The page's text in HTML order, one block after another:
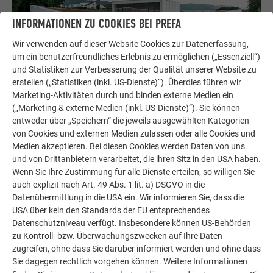
DETAILREICHE FINESSE
300 m² Aluminium verarbeitete der Handwerker Simon Moog
mit seinen drei Kollegen für die Nachmittagsstätte in
Otterswiller. Während der Montage musste das Team von
Charpentes MOOG darauf achten, das Muster nicht nur
lotrecht, sondern auch horizontal gleichmäßig umzusetzen.
INFORMATIONEN ZU COOKIES BEI PREFA
Wir verwenden auf dieser Website Cookies zur Datenerfassung,
um ein benutzerfreundliches Erlebnis zu ermöglichen („Essenziell“)
und Statistiken zur Verbesserung der Qualität unserer Website zu
erstellen („Statistiken (inkl. US-Dienste)“). Überdies führen wir
Marketing-Aktivitäten durch und binden externe Medien ein
(„Marketing & externe Medien (inkl. US-Dienste)“). Sie können
entweder über „Speichern“ die jeweils ausgewählten Kategorien
von Cookies und externen Medien zulassen oder alle Cookies und
Medien akzeptieren. Bei diesen Cookies werden Daten von uns
und von Drittanbietern verarbeitet, die ihren Sitz in den USA haben.
Wenn Sie Ihre Zustimmung für alle Dienste erteilen, so willigen Sie
auch explizit nach Art. 49 Abs. 1 lit. a) DSGVO in die
Datenübermittlung in die USA ein. Wir informieren Sie, dass die
USA über kein den Standards der EU entsprechendes
Datenschutzniveau verfügt. Insbesondere können US-Behörden
zu Kontroll- bzw. Überwachungszwecken auf Ihre Daten
zugreifen, ohne dass Sie darüber informiert werden und ohne dass
Sie dagegen rechtlich vorgehen können. Weitere Informationen